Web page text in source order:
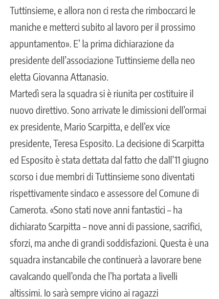
Tuttinsieme, e allora non ci resta che rimboccarci le
maniche e metterci subito al lavoro per il prossimo
appuntamento». E’ la prima dichiarazione da
presidente dell’associazione Tuttinsieme della neo
eletta Giovanna Attanasio.
Martedì sera la squadra si è riunita per costituire il
nuovo direttivo. Sono arrivate le dimissioni dell’ormai
ex presidente, Mario Scarpitta, e dell’ex vice
presidente, Teresa Esposito. La decisione di Scarpitta
ed Esposito è stata dettata dal fatto che dall’11 giugno
scorso i due membri di Tuttinsieme sono diventati
rispettivamente sindaco e assessore del Comune di
Camerota. «Sono stati nove anni fantastici – ha
dichiarato Scarpitta – nove anni di passione, sacrifici,
sforzi, ma anche di grandi soddisfazioni. Questa è una
squadra instancabile che continuerà a lavorare bene
cavalcando quell’onda che l’ha portata a livelli
altissimi. Io sarà sempre vicino ai ragazzi